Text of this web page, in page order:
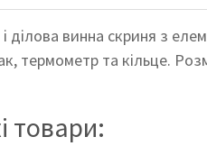
ділова винна скриня з
термометр та кільце.
товари: